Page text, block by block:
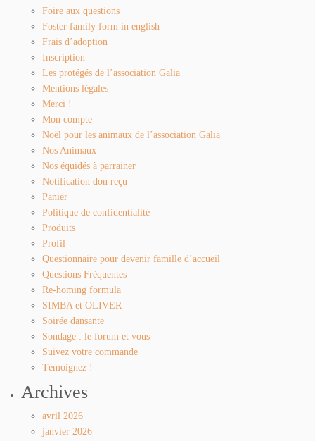
Foire aux questions
Foster family form in english
Frais d’adoption
Inscription
Les protégés de l’association Galia
Mentions légales
Merci !
Mon compte
Noël pour les animaux de l’association Galia
Nos Animaux
Nos équidés à parrainer
Notification don reçu
Panier
Politique de confidentialité
Produits
Profil
Questionnaire pour devenir famille d’accueil
Questions Fréquentes
Re-homing formula
SIMBA et OLIVER
Soirée dansante
Sondage : le forum et vous
Suivez votre commande
Témoignez !
Archives
avril 2026
janvier 2026